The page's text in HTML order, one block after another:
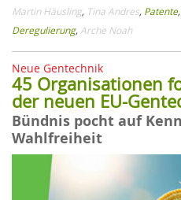
Martin Häusling, Tina Andres, Patente,
Deregulierung,Arche Noah
Neue Gentechnik
45 Organisationen
der neuen EU-
Bündnis pocht auf
Wahlfreiheit